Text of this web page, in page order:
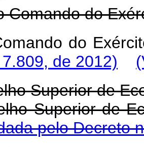
Comando do
Comando
de 2012)
Superior de
pelo Decreto